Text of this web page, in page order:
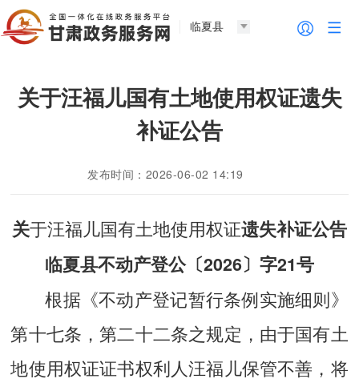
临夏县
关于汪福儿国有土地使用权证遗失
补证公告
发布时间：2026-06-02 14:19
关于汪福儿国有土地使用权证遗失补证公告
临夏县不动产登公〔2026〕字21号
根据《不动产登记暂行条例实施细则》
第十七条，第二十二条之规定，由于国有土
地使用权证证书权利人汪福儿保管不善，将